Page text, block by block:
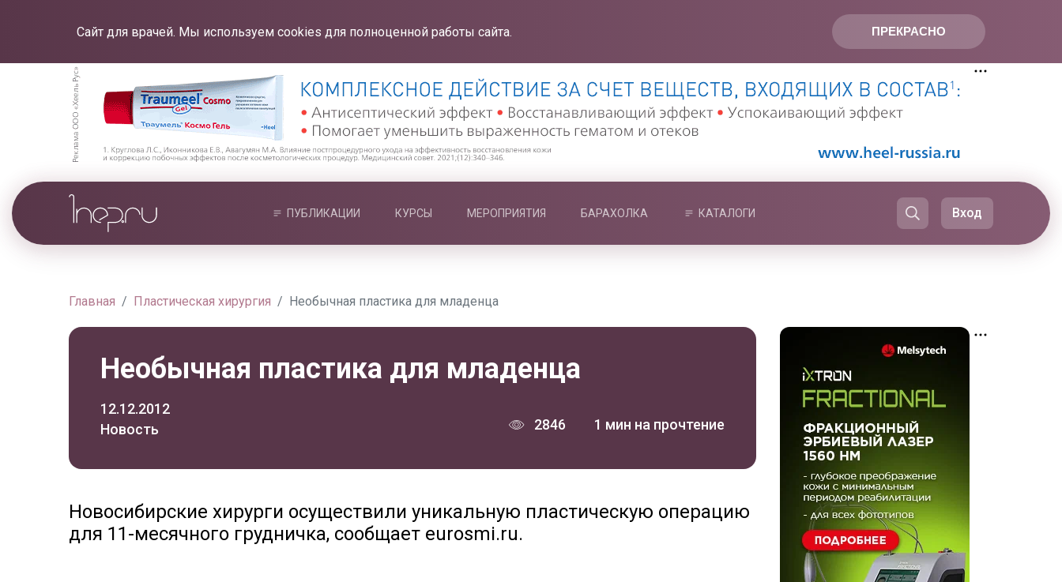
ПРЕКРАСНО
Сайт для врачей. Мы используем cookies для полноценной работы сайта.
ПУБЛИКАЦИИ КУРСЫ МЕРОПРИЯТИЯ БАРАХОЛКА КАТАЛОГИ Вход
Главная Пластическая хирургия Необычная пластика для младенца
Необычная пластика для младенца
12.12.2012
Новость
2846 1 мин на прочтение
Новосибирские хирурги осуществили уникальную пластическую операцию
для 11-месячного грудничка, сообщает eurosmi.ru.